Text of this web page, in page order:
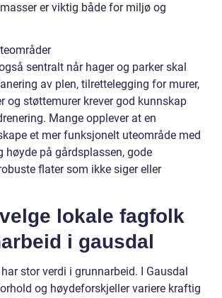
er viktig både for miljø og
sentralt når hager og parker skal
av plen, tilrettelegging for murer,
og støttemurer krever god kunnskap
Mange opplever at en
et mer funksjonelt uteområde med
høyde på gårdsplassen, gode
flater som ikke siger eller
lokale fagfolk
i gausdal
stor verdi i grunnarbeid. I Gausdal
og høydeforskjeller variere kraftig